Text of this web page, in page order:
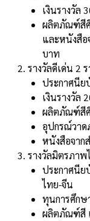
เงินรางวัล
ผลิตภัณฑ์สี
และหนังสือ
บาท
รางวัลดีเด่น 2 ร
ประกาศนีย
เงินรางวัล
ผลิตภัณฑ์สี
อุปกรณ์วาด
หนังสือจาก
รางวัลมิตรภาพ
ประกาศนีย
ไทย-จีน
ทุนการศึกษ
ผลิตภัณฑ์สี